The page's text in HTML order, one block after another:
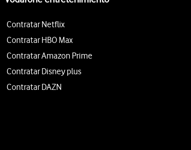
Contratar Netflix
Contratar HBO Max
Contratar Amazon Prime
Contratar Disney plus
Contratar DAZN